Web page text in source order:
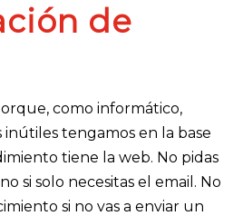
de
como informático,
tengamos en la base
tiene la web. No pidas
si solo necesitas el email. No
si no vas a enviar un